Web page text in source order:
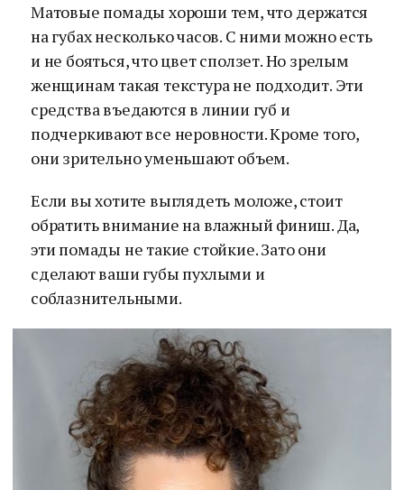
Матовые помады хороши тем, что держатся
на губах несколько часов. С ними можно есть
и не бояться, что цвет сползет. Но зрелым
женщинам такая текстура не подходит. Эти
средства въедаются в линии губ и
подчеркивают все неровности. Кроме того,
они зрительно уменьшают объем.
Если вы хотите выглядеть моложе, стоит
обратить внимание на влажный финиш. Да,
эти помады не такие стойкие. Зато они
сделают ваши губы пухлыми и
соблазнительными.